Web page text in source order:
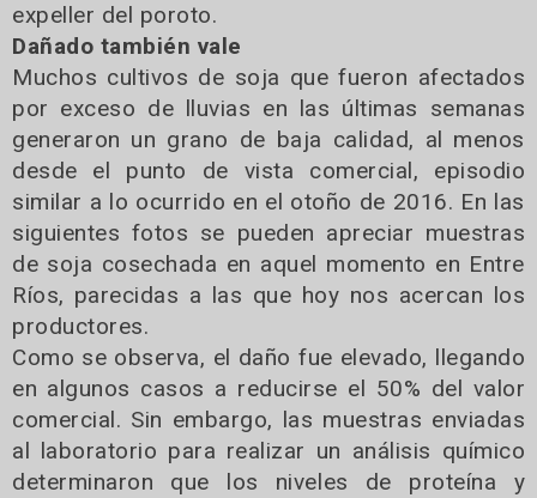
expeller del poroto.
Dañado también vale
Muchos cultivos de soja que fueron afectados
por exceso de lluvias en las últimas semanas
generaron un grano de baja calidad, al menos
desde el punto de vista comercial, episodio
similar a lo ocurrido en el otoño de 2016. En las
siguientes fotos se pueden apreciar muestras
de soja cosechada en aquel momento en Entre
Ríos, parecidas a las que hoy nos acercan los
productores.
Como se observa, el daño fue elevado, llegando
en algunos casos a reducirse el 50% del valor
comercial. Sin embargo, las muestras enviadas
al laboratorio para realizar un análisis químico
determinaron que los niveles de proteína y